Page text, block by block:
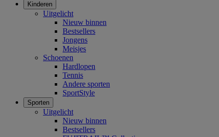
Kinderen
Uitgelicht
Nieuw binnen
Bestsellers
Jongens
Meisjes
Schoenen
Hardlopen
Tennis
Andere sporten
SportStyle
Sporten
Uitgelicht
Nieuw binnen
Bestsellers